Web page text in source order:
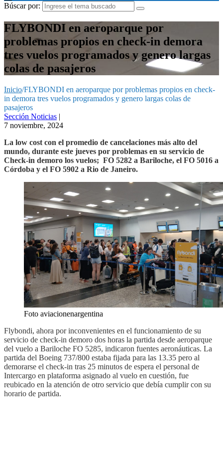
Búscar por:
FLYBONDI en aeroparque por
problemas propios en check-in demora
tres vuelos programados y genero largas
colas de pasajeros
Inicio/FLYBONDI en aeroparque por problemas propios en check-
in demora tres vuelos programados y genero largas colas de
pasajeros
Sección Noticias |
7 noviembre, 2024
La low cost con el promedio de cancelaciones más alto del
mundo, durante este jueves por problemas en su servicio de
Check-in demoro los vuelos; FO 5282 a Bariloche, el FO 5016 a
Córdoba y el FO 5902 a Rio de Janeiro.
Foto aviacionenargentina
Flybondi, ahora por inconvenientes en el funcionamiento de su
servicio de check-in demoro dos horas la partida desde aeroparque
del vuelo a Bariloche FO 5285, indicaron fuentes aeronáuticas. La
partida del Boeing 737/800 estaba fijada para las 13.35 pero al
demorarse el check-in tras 25 minutos de espera el personal de
Intercargo en plataforma asignado al vuelo en cuestión, fue
reubicado en la atención de otro servicio que debía cumplir con su
horario de partida.